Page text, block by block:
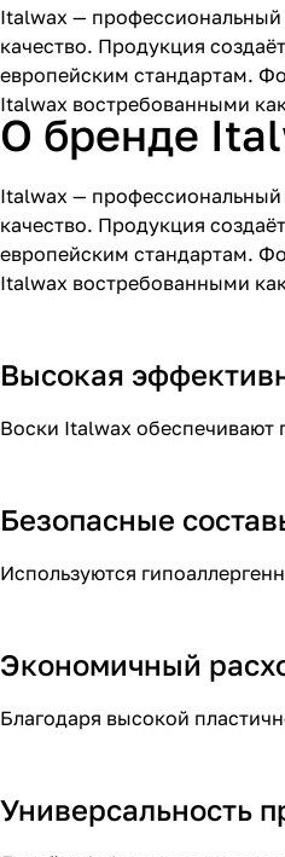
Italwax — профессиональный
качество. Продукция
европейским стандартам.
Italwax востребованными
О бренде
Italwax — профессиональный
качество. Продукция
европейским стандартам.
Italwax востребованными
Высокая
Воски Italwax обеспечивают
Безопасные
Используются
Экономичный
Благодаря высокой
Универсальность